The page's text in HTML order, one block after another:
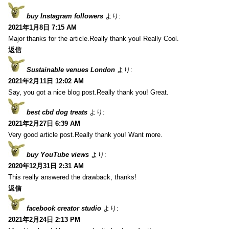
buy Instagram followers より:
2021年1月8日 7:15 AM
Major thanks for the article.Really thank you! Really Cool.
返信
Sustainable venues London より:
2021年2月11日 12:02 AM
Say, you got a nice blog post.Really thank you! Great.
best cbd dog treats より:
2021年2月27日 6:39 AM
Very good article post.Really thank you! Want more.
buy YouTube views より:
2020年12月31日 2:31 AM
This really answered the drawback, thanks!
返信
facebook creator studio より:
2021年2月24日 2:13 PM